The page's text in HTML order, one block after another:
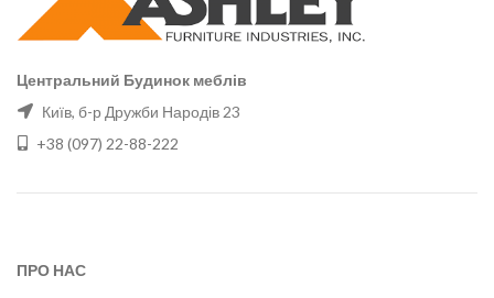
Центральний Будинок меблів
Київ, б-р Дружби Народів 23
+38 (097) 22-88-222
ПРО НАС